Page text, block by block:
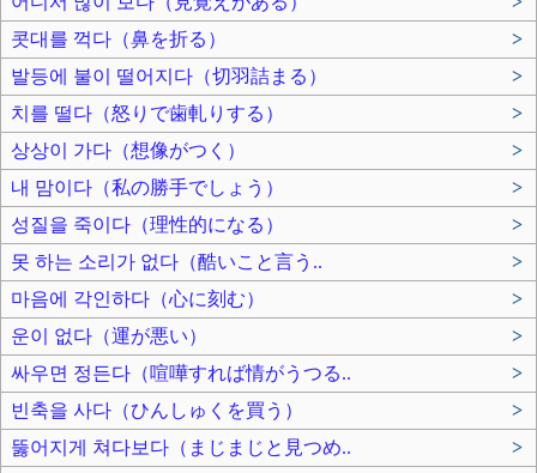
콧대를 꺽다（鼻を折る）
>
발등에 불이 떨어지다（切羽詰まる）
>
치를 떨다（怒りで歯軋りする）
>
상상이 가다（想像がつく）
>
내 맘이다（私の勝手でしょう）
>
성질을 죽이다（理性的になる）
>
못 하는 소리가 없다（酷いこと言う..
>
마음에 각인하다（心に刻む）
>
운이 없다（運が悪い）
>
싸우면 정든다（喧嘩すれば情がうつる..
>
빈축을 사다（ひんしゅくを買う）
>
뚫어지게 쳐다보다（まじまじと見つめ..
>